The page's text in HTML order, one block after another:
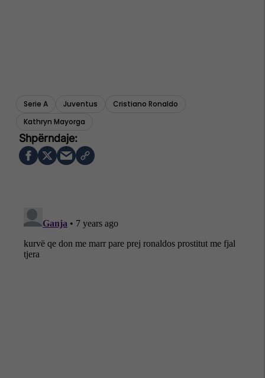
Serie A Juventus
Cristiano Ronaldo
Kathryn Mayorga